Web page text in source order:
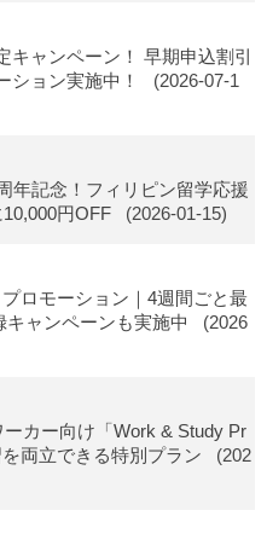
キャンペーン！ 早期申込割引
ション実施中！
(2026-07-1
年記念！フィリピン留学応援
円OFF (2026-01-15)
ロモーション｜4週間ごと最
キャンペーンも実施中
(2026
ーカー向け「Work & Study Pr
両立できる特別プラン (202